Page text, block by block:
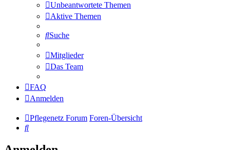
Unbeantwortete Themen
Aktive Themen
Suche
Mitglieder
Das Team
FAQ
Anmelden
Pflegenetz Forum Foren-Übersicht
Suche